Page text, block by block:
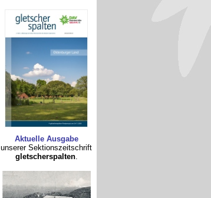
Aktuelle Ausgabe
unserer Sektionszeitschrift
gletscherspalten.